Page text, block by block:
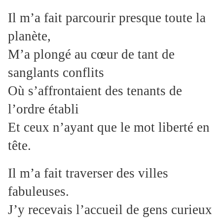
Il m’a fait parcourir presque toute la
planète,
M’a plongé au cœur de tant de
sanglants conflits
Où s’affrontaient des tenants de
l’ordre établi
Et ceux n’ayant que le mot liberté en
tête.
Il m’a fait traverser des villes
fabuleuses.
J’y recevais l’accueil de gens curieux